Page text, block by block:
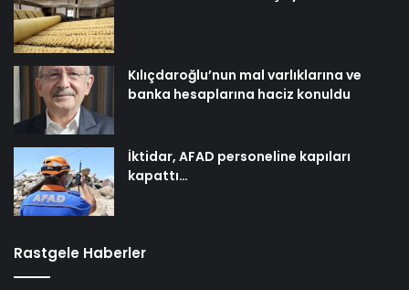
Kılıçdaroğlu’nun mal varlıklarına ve
banka hesaplarına haciz konuldu
İktidar, AFAD personeline kapıları
kapattı…
Rastgele Haberler